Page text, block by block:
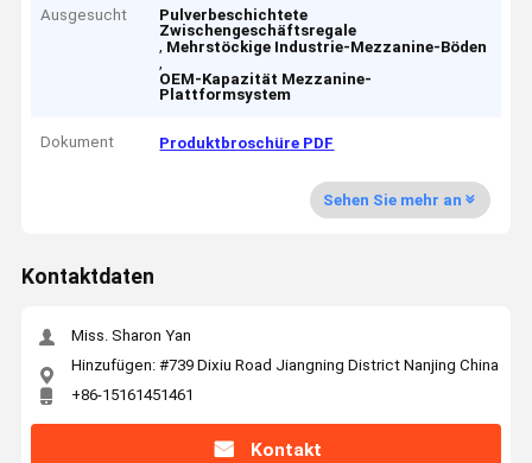
Ausgesucht
Pulverbeschichtete
Zwischengeschäftsregale
, Mehrstöckige Industrie-Mezzanine-Böden
,
OEM-Kapazität Mezzanine-
Plattformsystem
Dokument Produktbroschüre PDF
Sehen Sie mehr an
Kontaktdaten
Miss. Sharon Yan
Hinzufügen: #739 Dixiu Road Jiangning District Nanjing China
+86-15161451461
Kontakt